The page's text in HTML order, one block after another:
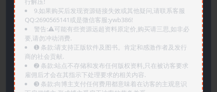
9.如果购买后发现资源链接失效或其他疑问,请联系客服
QQ:2690565141或是微信客服:ywb386!
警告:⚠️可能有些资源远超资料原定价,购买请三思,如非必
要,请勿冲动消费.
➊️ 条款:请支持正版软件及图书。肯定和感激作者及发行
商的社会贡献.
➋️ 条款:站点不存储和发布任何版权资料,只在被访客要求
雇佣后才会在其指示下处理要求的相关内容.
➌️ 条款:向博主支付任何费用都意味着在访客的主观意识